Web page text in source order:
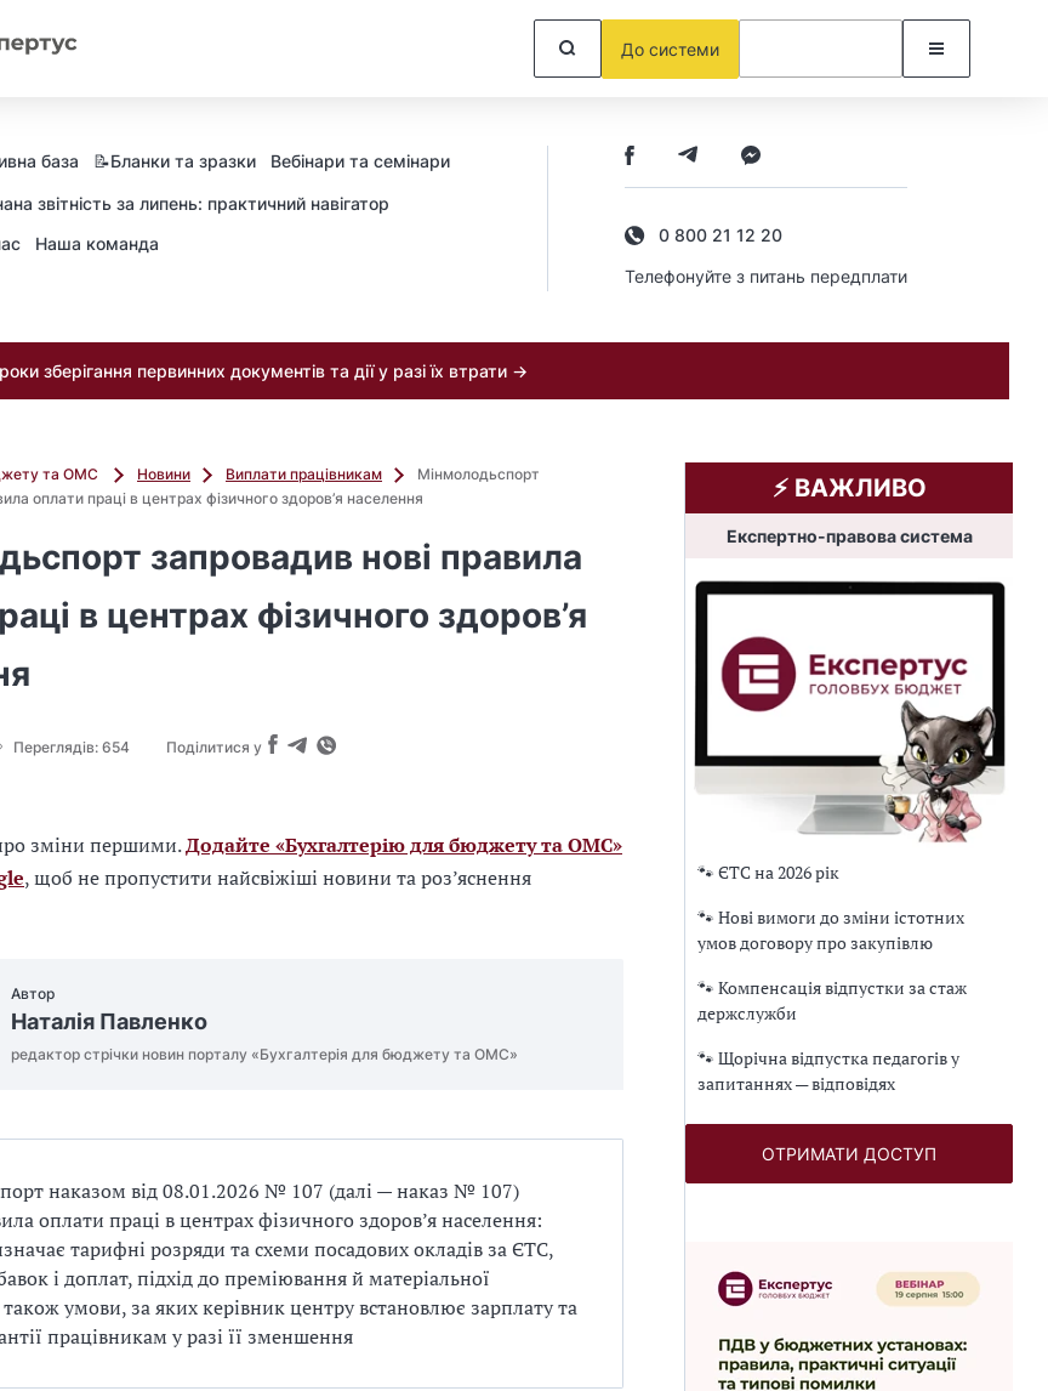
До системи
база 📝Бланки та зразки Вебінари та семінари
звітність за липень: практичний навігатор
Наша команда
0 800 21 12 20
Телефонуйте з питань передплати
зберігання первинних документів та дії у разі їх втрати →
та ОМС Новини Виплати працівникам
Мінмолодьспорт
оплати праці в центрах фізичного здоров’я населення
запровадив нові правила
в центрах фізичного здоров’я
Переглядів: 654 Поділитися у
зміни першими.Додайте «Бухгалтерію для бюджету та ОМС»
, щоб не пропустити найсвіжіші новини та роз’яснення
Автор
Наталія Павленко
редактор стрічки новин порталу «Бухгалтерія для бюджету та ОМС»
наказом від 08.01.2026 № 107 (далі — наказ № 107)
оплати праці в центрах фізичного здоров’я населення:
тарифні розряди та схеми посадових окладів за ЄТС,
і доплат, підхід до преміювання й матеріальної
умови, за яких керівник центру встановлює зарплату та
працівникам у разі її зменшення
⚡️ ВАЖЛИВО
Експертно-правова система
🐾 ЄТС на 2026 рік
🐾 Нові вимоги до зміни істотних
умов договору про закупівлю
🐾 Компенсація відпустки за стаж
держслужби
🐾 Щорічна відпустка педагогів у
запитаннях — відповідях
ОТРИМАТИ ДОСТУП